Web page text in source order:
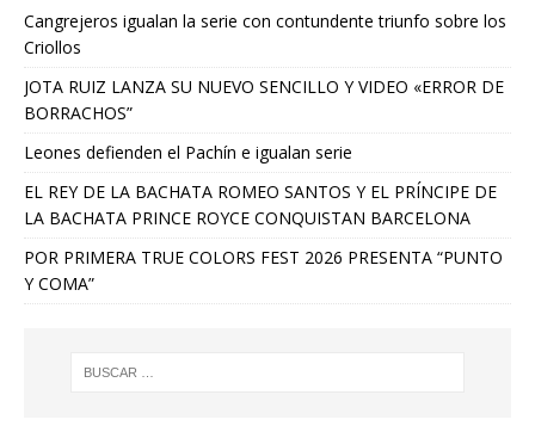
Cangrejeros igualan la serie con contundente triunfo sobre los
Criollos
JOTA RUIZ LANZA SU NUEVO SENCILLO Y VIDEO «ERROR DE
BORRACHOS”
Leones defienden el Pachín e igualan serie
EL REY DE LA BACHATA ROMEO SANTOS Y EL PRÍNCIPE DE
LA BACHATA PRINCE ROYCE CONQUISTAN BARCELONA
POR PRIMERA TRUE COLORS FEST 2026 PRESENTA “PUNTO
Y COMA”